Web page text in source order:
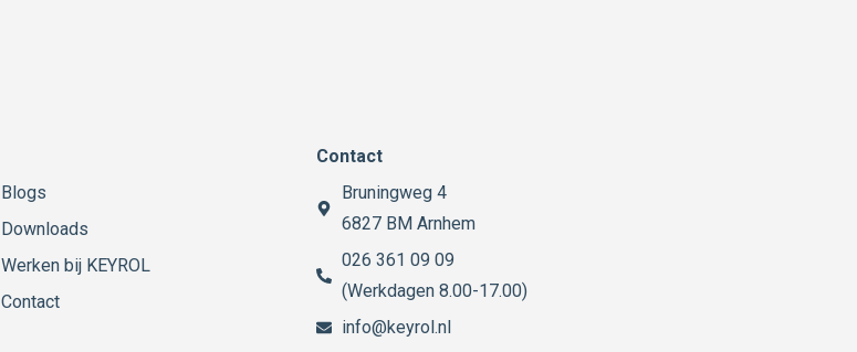
Blogs
Downloads
Werken bij KEYROL
Contact
Contact
Bruningweg 4
6827 BM Arnhem
026 361 09 09
(Werkdagen 8.00-17.00)
info@keyrol.nl